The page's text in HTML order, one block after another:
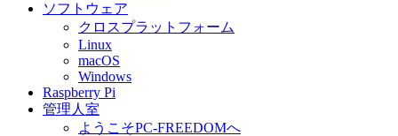
ソフトウェア
クロスプラットフォーム
Linux
macOS
Windows
Raspberry Pi
管理人室
ようこそPC-FREEDOMへ